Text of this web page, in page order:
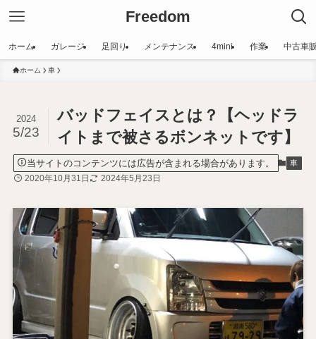
Freedom
ホーム ガレージ 足回り メンテナンス 4mini 作業 中古車
ホーム 車
バッドフェイスとは？【ヘッドラ
イトまで被さるボンネットです】
2024
5/23
当サイトのコンテンツには広告が含まれる場合があります。 車
2020年10月31日 2024年5月23日